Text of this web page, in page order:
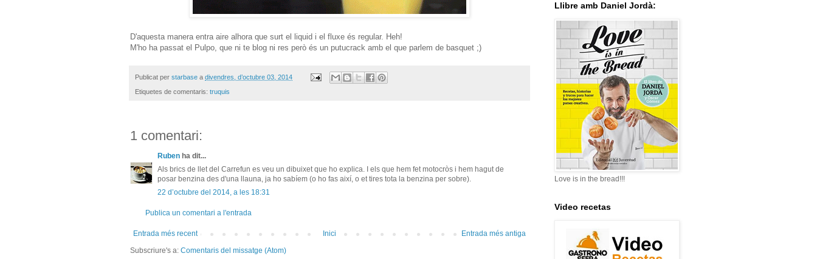
D'aquesta manera entra aire alhora que surt el liquid i el fluxe és regular. Heh!
M'ho ha passat el Pulpo, que ni te blog ni res però és un putucrack amb el que parlem de basquet ;)
Publicat per starbase a divendres, d’octubre 03, 2014
Etiquetes de comentaris: truquis
1 comentari:
Ruben ha dit...
Als brics de llet del Carrefun es veu un dibuixet que ho explica. I els que hem fet motocròs i hem hagut de
posar benzina des d'una llauna, ja ho sabíem (o ho fas així, o et tires tota la benzina per sobre).
22 d’octubre del 2014, a les 18:31
Publica un comentari a l'entrada
Entrada més recent Entrada més antiga
Inici
Subscriure's a: Comentaris del missatge (Atom)
Llibre amb Daniel Jordà:
Love is in the bread!!!
Video recetas